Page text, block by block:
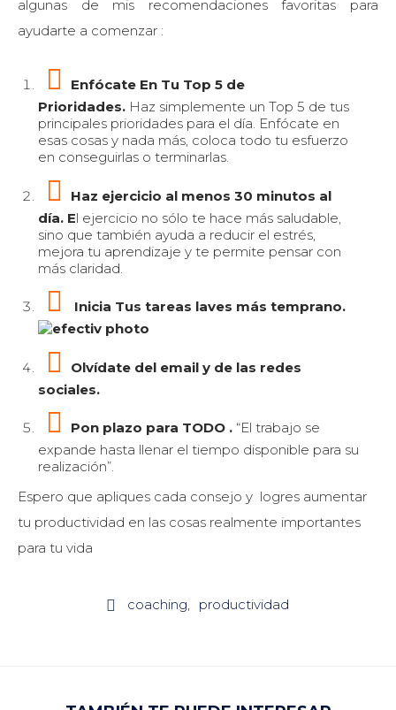
algunas de mis recomendaciones favoritas para
ayudarte a comenzar :
Enfócate En Tu Top 5 de
Prioridades. Haz simplemente un Top 5 de tus
principales prioridades para el día. Enfócate en
esas cosas y nada más, coloca todo tu esfuerzo
en conseguirlas o terminarlas.
Haz ejercicio al menos 30 minutos al
día. El ejercicio no sólo te hace más saludable,
sino que también ayuda a reducir el estrés,
mejora tu aprendizaje y te permite pensar con
más claridad.
Inicia Tus tareas laves más temprano.
Olvídate del email y de las redes
sociales.
Pon plazo para TODO .“El trabajo se
expande hasta llenar el tiempo disponible para su
realización”.
Espero que apliques cada consejo y logres aumentar
tu productividad en las cosas realmente importantes
para tu vida
 coaching productividad